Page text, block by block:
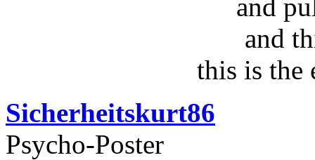
and
and
this is the
Sicherheitskurt86
Psycho-Poster